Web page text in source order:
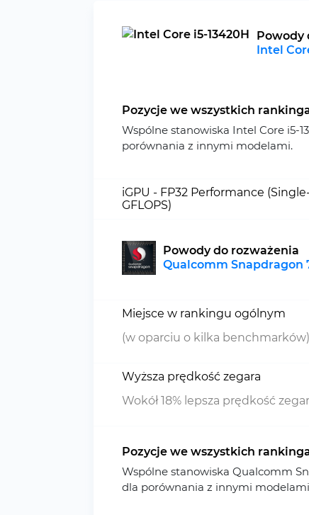
Powody
Intel
Pozycje we wszystkich
Wspólne stanowiska Intel Core i5-
porównania z innymi modelami.
iGPU - FP32 Performance
GFLOPS)
Powody do rozważenia
Qualcomm Snapdragon
Miejsce w rankingu ogólnym
(w oparciu o kilka benchmarków)
Wyższa prędkość zegara
Wokół 18% lepsza prędkość
Pozycje we wszystkich
Wspólne stanowiska Qualcomm
dla porównania z innymi